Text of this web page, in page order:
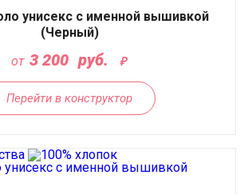
унисекс с именной вышивкой
(Черный)
от 3 200 руб.
Перейти в конструктор